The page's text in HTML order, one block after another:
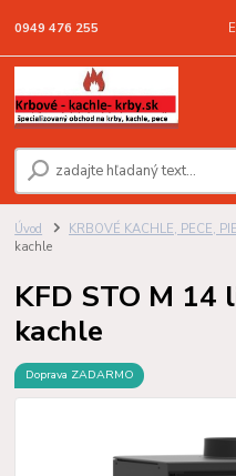
0949 476 255
Úvod KRBOVÉ KACHLE, PECE,
kachle
KFD STO M
kachle
Doprava ZADARMO